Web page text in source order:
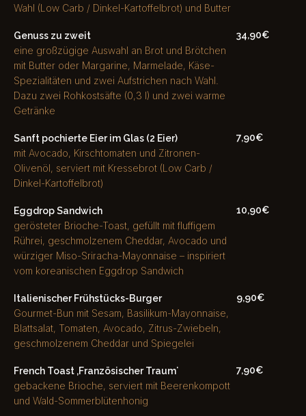
Wahl (Low Carb / Dinkel-Kartoffelbrot) und Butter
Genuss zu zweit
eine großzügige Auswahl an Brot und Brötchen
mit Butter oder Margarine, Marmelade, Käse-
Spezialitäten und zwei Aufstrichen nach Wahl.
Dazu zwei Rohkostsäfte (0,3 l) und zwei warme
Getränke
34,90€
Sanft pochierte Eier im Glas (2 Eier)
mit Avocado, Kirschtomaten und Zitronen-
Olivenöl, serviert mit Kressebrot (Low Carb /
Dinkel-Kartoffelbrot)
7,90€
Eggdrop Sandwich
gerösteter Brioche-Toast, gefüllt mit fluffigem
Rührei, geschmolzenem Cheddar, Avocado und
würziger Miso-Sriracha-Mayonnaise – inspiriert
vom koreanischen Eggdrop Sandwich
10,90€
Italienischer Frühstücks-Burger
Gourmet-Bun mit Sesam, Basilikum-Mayonnaise,
Blattsalat, Tomaten, Avocado, Zitrus-Zwiebeln,
geschmolzenem Cheddar und Spiegelei
9,90€
French Toast ‚Französischer Traumʻ
gebackene Brioche, serviert mit Beerenkompott
und Wald-Sommerblütenhonig
7,90€